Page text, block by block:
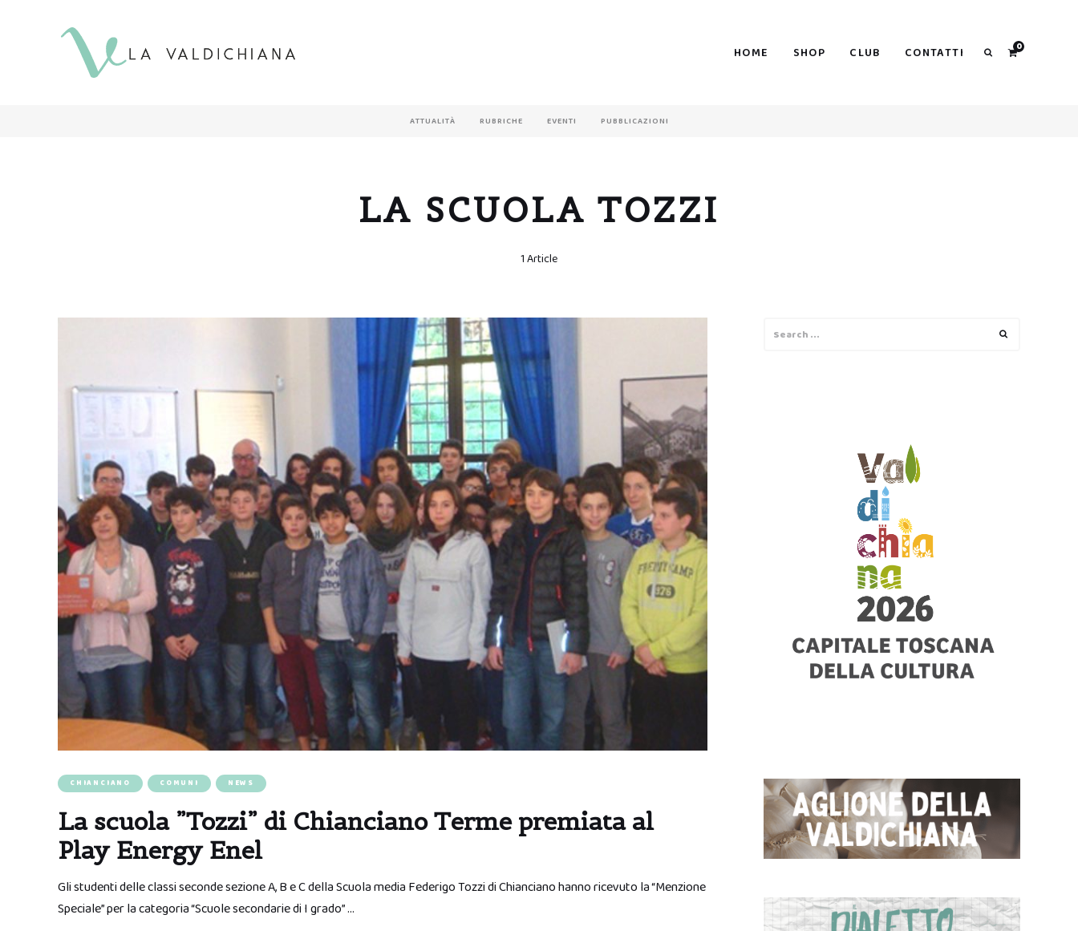
HOME SHOP CLUB CONTATTI 0
ATTUALITÀ RUBRICHE EVENTI PUBBLICAZIONI
LA SCUOLA TOZZI
1 Article
CHIANCIANO COMUNI NEWS
La scuola ”Tozzi” di Chianciano Terme premiata al
Play Energy Enel
Gli studenti delle classi seconde sezione A, B e C della Scuola media Federigo Tozzi di Chianciano hanno ricevuto la “Menzione
Speciale” per la categoria “Scuole secondarie di I grado” …
for: